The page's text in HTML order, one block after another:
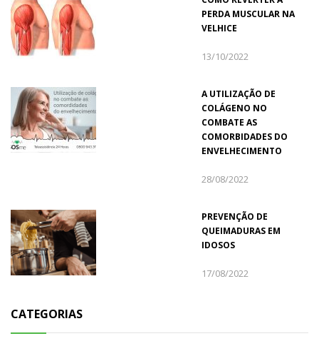
PERDA MUSCULAR NA
VELHICE
13/10/2022
A UTILIZAÇÃO DE
COLÁGENO NO
COMBATE AS
COMORBIDADES DO
ENVELHECIMENTO
28/08/2022
PREVENÇÃO DE
QUEIMADURAS EM
IDOSOS
17/08/2022
CATEGORIAS